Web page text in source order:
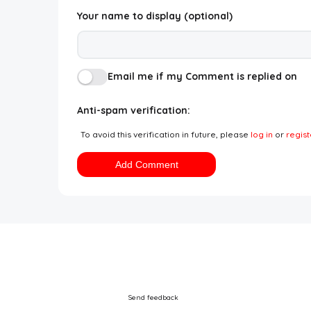
Your name to display (optional)
Email me if my Comment is replied on
Anti-spam verification:
To avoid this verification in future, please log in or
Add Comment
Send feedback